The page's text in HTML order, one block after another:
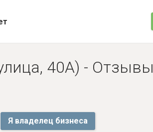
40А) - Отзывы
Я владелец бизнеса